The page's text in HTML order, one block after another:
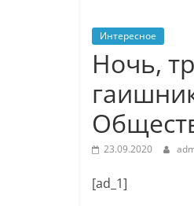
Интересное
Ночь,
23.09.2020
[ad_1]